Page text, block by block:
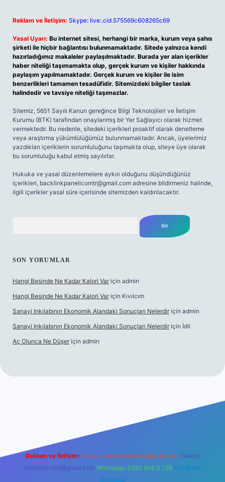
Reklam ve İletişim: Skype: live:.cid.575569c608265c69
Yasal Uyarı: Bu internet sitesi, herhangi bir marka, kurum veya şahıs
şirketi ile hiçbir bağlantısı bulunmamaktadır. Sitede yalnızca kendi
hazırladığımız makaleler paylaşılmaktadır. Burada yer alan içerikler
haber niteliği taşımamakta olup, gerçek kurum ve kişiler hakkında
paylaşım yapılmamaktadır. Gerçek kurum ve kişiler ile isim
benzerlikleri tamamen tesadüfidir. Sitemizdeki bilgiler taslak
halindedir ve tavsiye niteliği taşımazlar.
Sitemiz, 5651 Sayılı Kanun gereğince Bilgi Teknolojileri ve İletişim
Kurumu (BTK) tarafından onaylanmış bir Yer Sağlayıcı olarak hizmet
vermektedir. Bu nedenle, sitedeki içerikleri proaktif olarak denetleme
veya araştırma yükümlülüğümüz bulunmamaktadır. Ancak, üyelerimiz
yazdıkları içeriklerin sorumluluğunu taşımakta olup, siteye üye olarak
bu sorumluluğu kabul etmiş sayılırlar.
Hukuka ve yasal düzenlemelere aykırı olduğunu düşündüğünüz
içerikleri, backlinkpanelicomtr@gmail.com adresine bildirmeniz halinde,
ilgili içerikler yasal süre içerisinde sitemizden kaldırılacaktır.
SON YORUMLAR
Hangi Besinde Ne Kadar Kalori Var için admin
Hangi Besinde Ne Kadar Kalori Var için Kıvılcım
Sanayi Inkılabının Ekonomik Alandaki Sonuçları Nelerdir için admin
Sanayi Inkılabının Ekonomik Alandaki Sonuçları Nelerdir için İdil
Aç Olunca Ne Düşer için admin
Reklam ve İletişim: E-mail: backlinkpaneli@gmail.com Teams:
forumhizmeti@gmail.com Whatsapp: 0262 606 0 726 Telegram:
@karabul